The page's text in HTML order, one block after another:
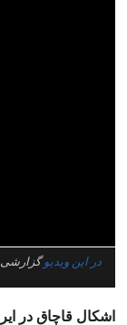
در این ویدیوگزارشی
اشکال قاچاق در